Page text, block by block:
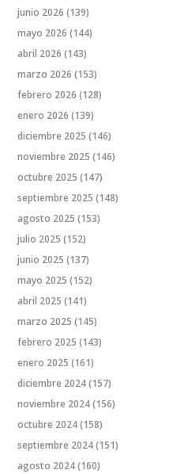
junio 2026 (139)
mayo 2026 (144)
abril 2026 (143)
marzo 2026 (153)
febrero 2026 (128)
enero 2026 (139)
diciembre 2025 (146)
noviembre 2025 (146)
octubre 2025 (147)
septiembre 2025 (148)
agosto 2025 (153)
julio 2025 (152)
junio 2025 (137)
mayo 2025 (152)
abril 2025 (141)
marzo 2025 (145)
febrero 2025 (143)
enero 2025 (161)
diciembre 2024(157)
noviembre 2024(156)
octubre 2024(158)
septiembre 2024(151)
agosto 2024(160)